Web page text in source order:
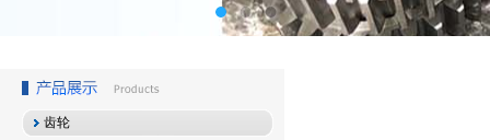
齿轮